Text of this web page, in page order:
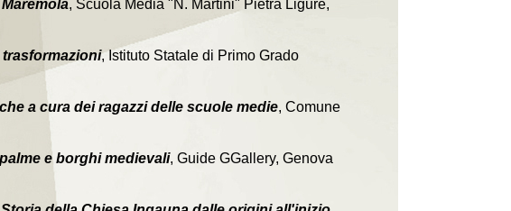
, Scuola Media "N. Martini" Pietra Ligure,
trasformazioni, Istituto Statale di Primo Grado
a cura dei ragazzi delle scuole medie, Comune
e borghi medievali, Guide GGallery, Genova